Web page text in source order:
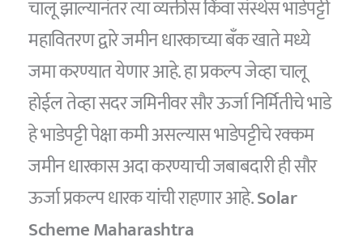
चालू झाल्यानंतर त्या व्यक्तीस किंवा संस्थेस भाडेपट्टी
महावितरण द्वारे जमीन धारकाच्या बँक खाते मध्ये
जमा करण्यात येणार आहे. हा प्रकल्प जेव्हा चालू
होईल तेव्हा सदर जमिनीवर सौर ऊर्जा निर्मितीचे भाडे
हे भाडेपट्टी पेक्षा कमी असल्यास भाडेपट्टीचे रक्कम
जमीन धारकास अदा करण्याची जबाबदारी ही सौर
ऊर्जा प्रकल्प धारक यांची राहणार आहे.Solar
Scheme Maharashtra